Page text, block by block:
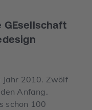
GEsellschaft
Jahr 2010. Zwölf
Anfang.
schon 100